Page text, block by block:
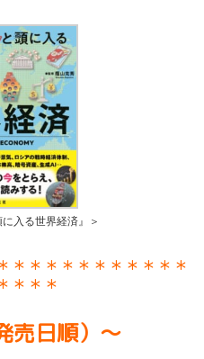
入る世界経済』＞
＊＊＊＊＊＊＊＊＊＊＊
＊＊＊
売日順）〜